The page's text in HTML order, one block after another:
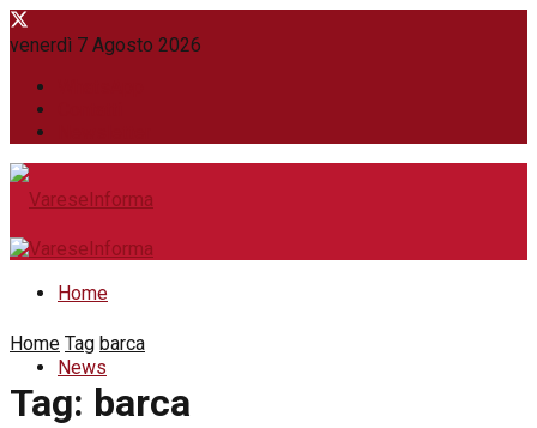
venerdì 7 Agosto 2026
Home
News
Home Tag barca
Tag: barca